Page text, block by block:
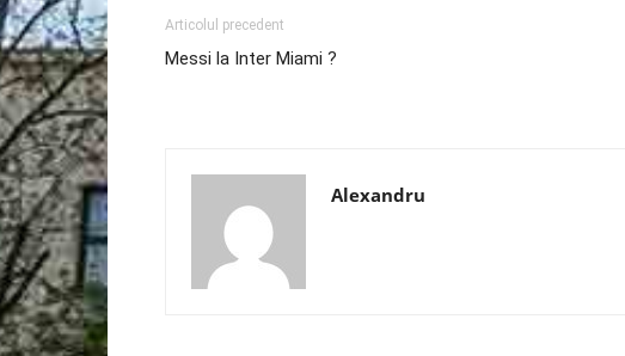
Articolul precedent
Messi la Inter Miami ?
Alexandru